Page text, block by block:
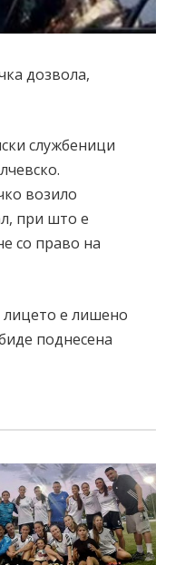
дозвола,
службеници
возило
при што е
со право на
лицето е лишено
поднесена